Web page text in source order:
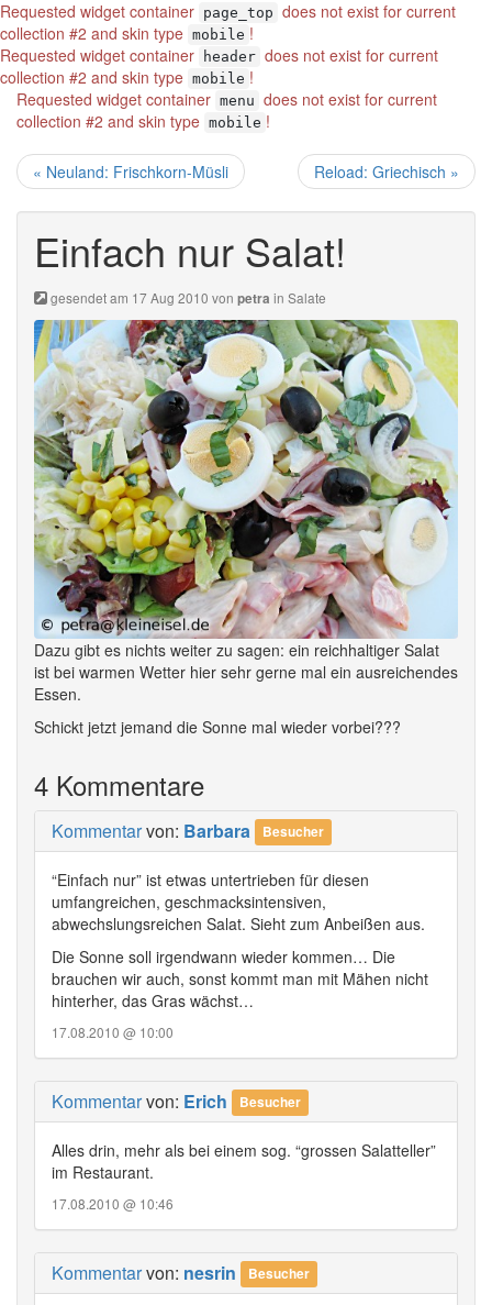
Requested widget container page_top does not exist for current
collection #2 and skin type mobile !
Requested widget container
header does not exist for current
collection #2 and skin type mobile !
Requested widget container menu does not exist for current
collection #2 and skin type mobile !
« Neuland: Frischkorn-Müsli Reload: Griechisch »
Einfach nur Salat!
gesendet am 17 Aug 2010 von petra in Salate
Dazu gibt es nichts weiter zu sagen: ein reichhaltiger Salat
ist bei warmen Wetter hier sehr gerne mal ein ausreichendes
Essen.
Schickt jetzt jemand die Sonne mal wieder vorbei???
4 Kommentare
Kommentarvon: Barbara Besucher
“Einfach nur” ist etwas untertrieben für diesen
umfangreichen, geschmacksintensiven,
abwechslungsreichen Salat. Sieht zum Anbeißen aus.
Die Sonne soll irgendwann wieder kommen… Die
brauchen wir auch, sonst kommt man mit Mähen nicht
hinterher, das Gras wächst…
17.08.2010 @ 10:00
Kommentarvon: Erich Besucher
Alles drin, mehr als bei einem sog. “grossen Salatteller”
im Restaurant.
17.08.2010 @ 10:46
Kommentarvon: nesrin Besucher